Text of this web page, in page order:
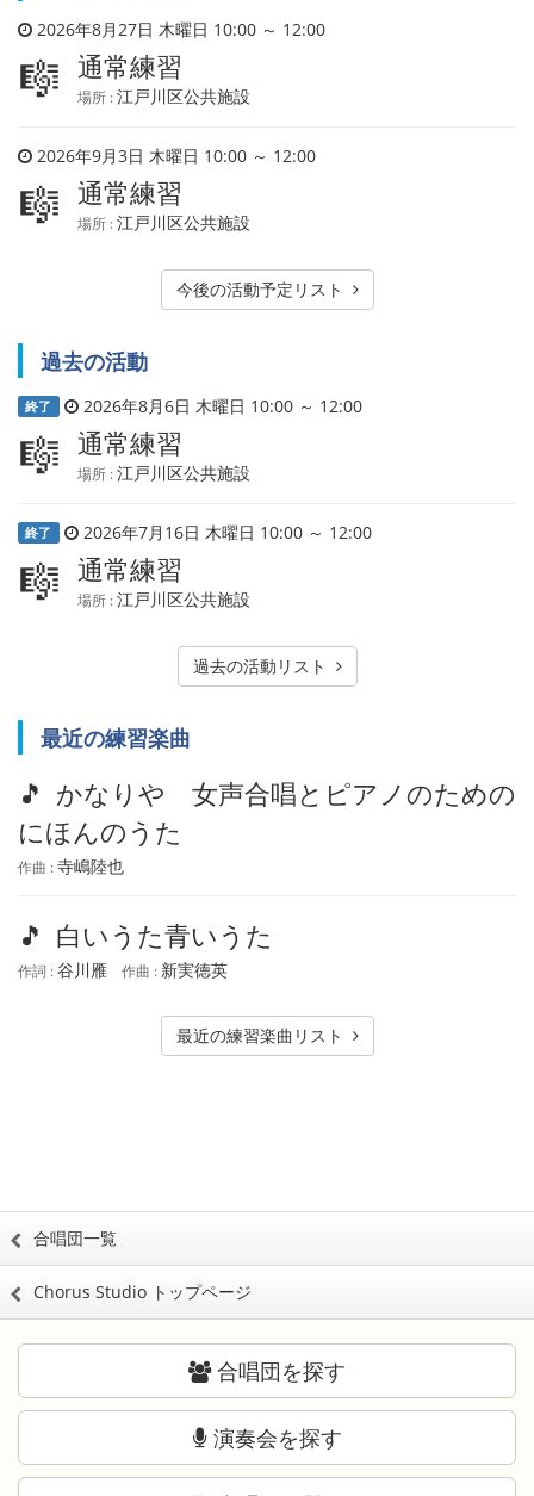
2026年8月27日 木曜日 10:00 ～ 12:00
🎼 通常練習
場所 :江戸川区公共施設
2026年9月3日 木曜日 10:00 ～ 12:00
🎼 通常練習
場所 :江戸川区公共施設
今後の活動予定リスト
過去の活動
終了 2026年8月6日 木曜日 10:00 ～ 12:00
🎼 通常練習
場所 :江戸川区公共施設
終了 2026年7月16日 木曜日 10:00 ～ 12:00
🎼 通常練習
場所 :江戸川区公共施設
過去の活動リスト
最近の練習楽曲
🎵 かなりや 女声合唱とピアノのための
にほんのうた
作曲 :寺嶋陸也
🎵 白いうた青いうた
作詞 :谷川雁 作曲 : 新実徳英
最近の練習楽曲リスト
合唱団一覧
Chorus Studio トップページ
合唱団を探す
演奏会を探す